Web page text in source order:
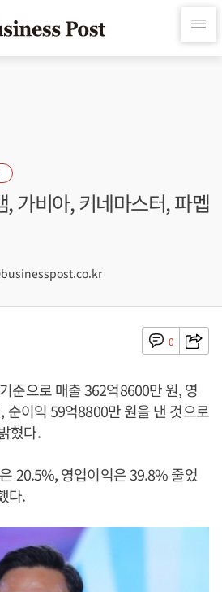
가비아, 키네마스터, 파멥
0
준으로 매출 362억8600만 원, 영
순이익 59억8800만 원을 낸 것으로
혔다.
20.5%, 영업이익은 39.8% 줄었
다.